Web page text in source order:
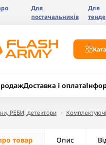
Для
постачальників
Для
Доставка і оплата
РЕБИ, детектори
товар Опис